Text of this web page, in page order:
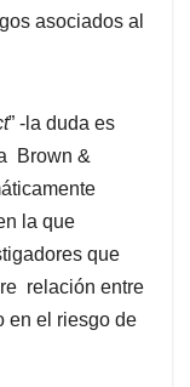
asociados al
” -la duda es
Brown &
la que
que
relación entre
en el riesgo de